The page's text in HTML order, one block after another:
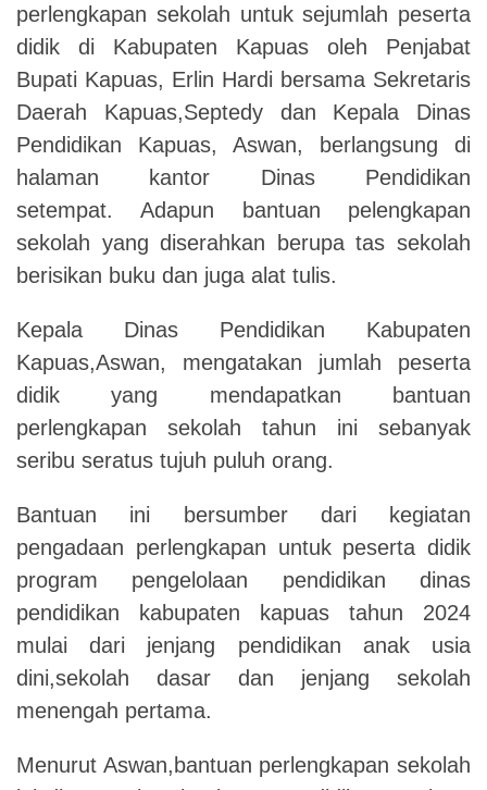
perlengkapan sekolah untuk sejumlah peserta
didik di Kabupaten Kapuas oleh Penjabat
Bupati Kapuas, Erlin Hardi bersama Sekretaris
Daerah Kapuas,Septedy dan Kepala Dinas
Pendidikan Kapuas, Aswan, berlangsung di
halaman kantor Dinas Pendidikan
setempat.Adapun bantuan pelengkapan
sekolah yang diserahkan berupa tas sekolah
berisikan buku dan juga alat tulis.
Kepala Dinas Pendidikan Kabupaten
Kapuas,Aswan, mengatakan jumlah peserta
didik yang mendapatkan bantuan
perlengkapan sekolah tahun ini sebanyak
seribu seratus tujuh puluh orang.
Bantuan ini bersumber dari kegiatan
pengadaan perlengkapan untuk peserta didik
program pengelolaan pendidikan dinas
pendidikan kabupaten kapuas tahun 2024
mulai dari jenjang pendidikan anak usia
dini,sekolah dasar dan jenjang sekolah
menengah pertama.
Menurut Aswan,bantuan perlengkapan sekolah